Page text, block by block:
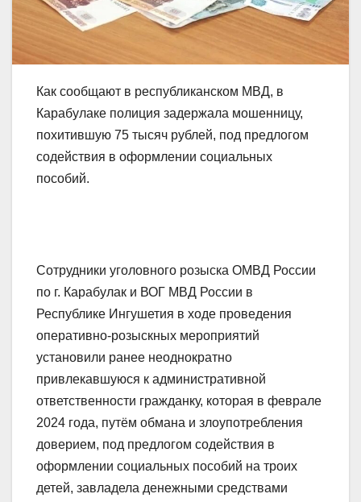
Как сообщают в республиканском МВД, в
Карабулаке полиция задержала мошенницу,
похитившую 75 тысяч рублей, под предлогом
содействия в оформлении социальных
пособий.
Сотрудники уголовного розыска ОМВД России
по г. Карабулак и ВОГ МВД России в
Республике Ингушетия в ходе проведения
оперативно-розыскных мероприятий
установили ранее неоднократно
привлекавшуюся к административной
ответственности гражданку, которая в феврале
2024 года, путём обмана и злоупотребления
доверием, под предлогом содействия в
оформлении социальных пособий на троих
детей, завладела денежными средствами